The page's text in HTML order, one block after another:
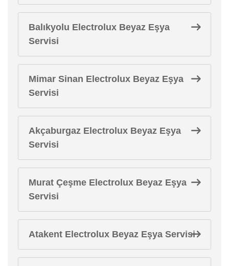
Balıkyolu Electrolux Beyaz Eşya
Servisi
Mimar Sinan Electrolux Beyaz Eşya
Servisi
Akçaburgaz Electrolux Beyaz Eşya
Servisi
Murat Çeşme Electrolux Beyaz Eşya
Servisi
Atakent Electrolux Beyaz Eşya Servisi